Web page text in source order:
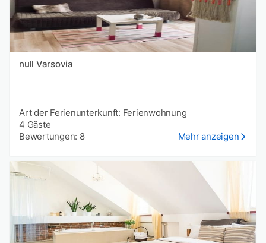
null Varsovia
Art der Ferienunterkunft: Ferienwohnung
4 Gäste
Bewertungen: 8
Mehr anzeigen